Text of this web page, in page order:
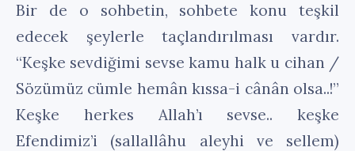
Bir de o sohbetin, sohbete konu teşkil
edecek şeylerle taçlandırılması vardır.
“Keşke sevdiğimi sevse kamu halk u cihan /
Sözümüz cümle hemân kıssa-i cânân olsa..!”
Keşke herkes Allah’ı sevse.. keşke
Efendimiz’i (sallallâhu aleyhi ve sellem)